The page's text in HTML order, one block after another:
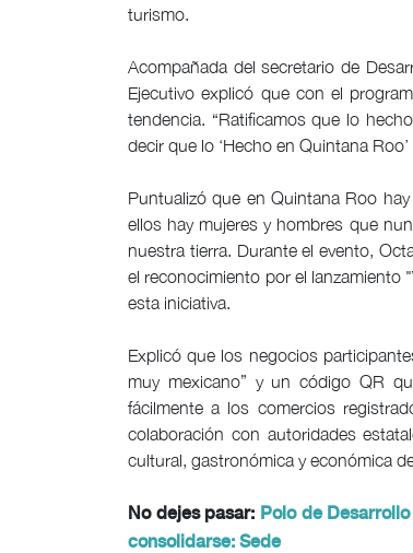
turismo.
Acompañada del secretario de
Ejecutivo explicó que con el
tendencia. “Ratificamos que lo
decir que lo ‘Hecho en Quintana
Puntualizó que en Quintana Roo
ellos hay mujeres y hombres que
nuestra tierra. Durante el evento,
el reconocimiento por el lanzamiento
esta iniciativa.
Explicó que los negocios
muy mexicano” y un código QR
fácilmente a los comercios
colaboración con autoridades
cultural, gastronómica y económica
No dejes pasar: Polo de
consolidarse: Sede